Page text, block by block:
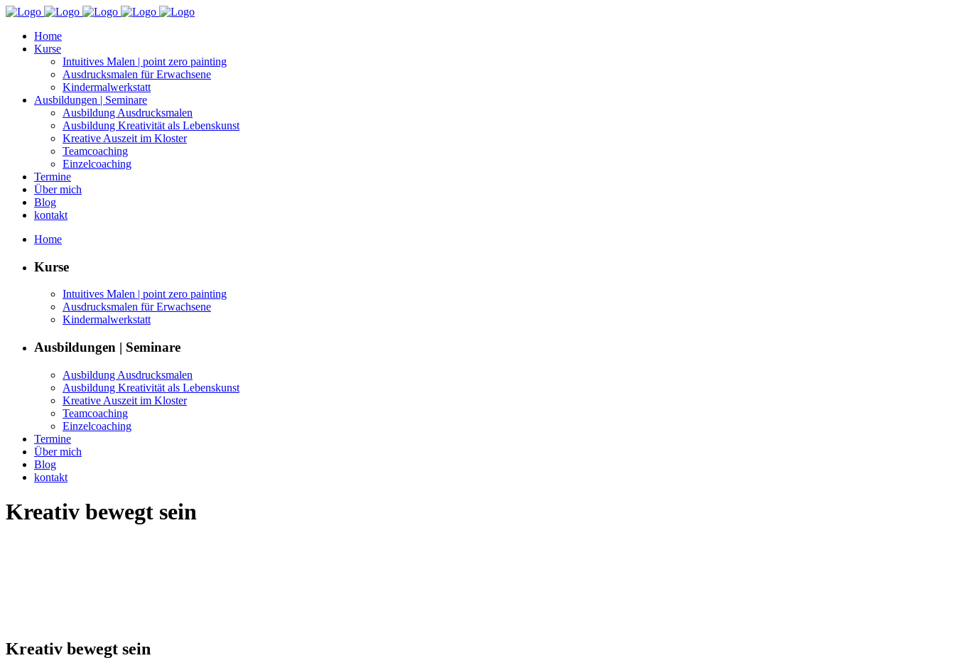
Home
Kurse
Intu­itives Malen | point zero painting
Aus­drucks­malen für Erwachsene
Kin­der­mal­w­erk­statt
Aus­bil­dun­gen | Seminare
Aus­bil­dung Ausdrucksmalen
Aus­bil­dung Kreativ­ität als Lebenskunst
Kreative Auszeit im Kloster
Team­coach­ing
Einzel­coach­ing
Ter­mine
Über mich
Blog
kon­takt
Home
Kurse
Intu­itives Malen | point zero painting
Aus­drucks­malen für Erwachsene
Kin­der­mal­w­erk­statt
Aus­bil­dun­gen | Seminare
Aus­bil­dung Ausdrucksmalen
Aus­bil­dung Kreativ­ität als Lebenskunst
Kreative Auszeit im Kloster
Team­coach­ing
Einzel­coach­ing
Ter­mine
Über mich
Blog
kon­takt
Kreativ bewegt sein
Kreativ bewegt sein